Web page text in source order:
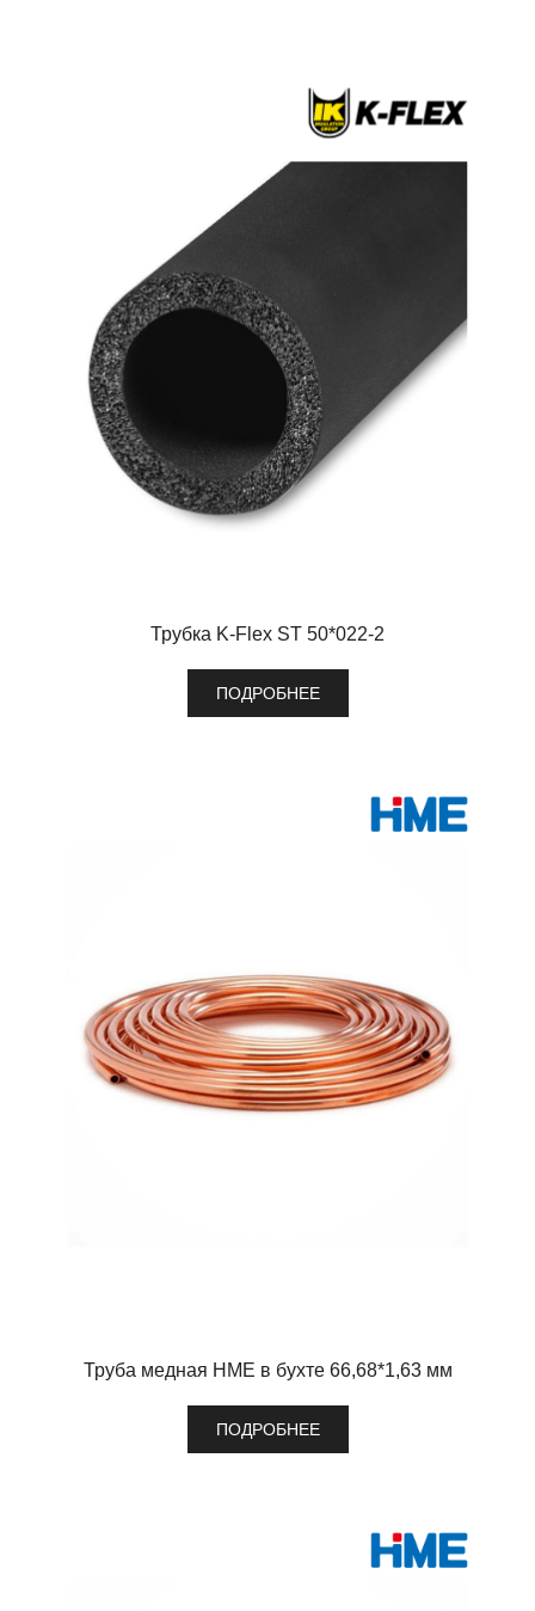
Трубка K-Flex ST 50*022-2
ПОДРОБНЕЕ
Труба медная HME в бухте 66,68*1,63 мм
ПОДРОБНЕЕ